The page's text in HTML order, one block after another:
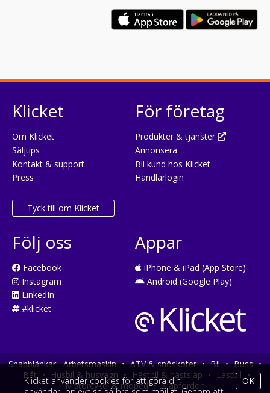
Klicket
Om Klicket
Säljtips
Kontakt & support
Press
Tyck till om Klicket
För företag
Produkter & tjänster
Annonsera
Bli kund hos Klicket
Handlarlogin
Följ oss
Facebook
Instagram
LinkedIn
#klicket
Appar
iPhone & iPad (App Store)
Android (Google Play)
Snabblänkar: Arbetsmaskin • ATV & snöskoter • Bil • Buss •
Båt • Husbil & husvagn • Hästbil & hästsläp • Lastbil •
Motorcykel & moped • Släpfordon
Klicket använder cookies för att göra din
OK